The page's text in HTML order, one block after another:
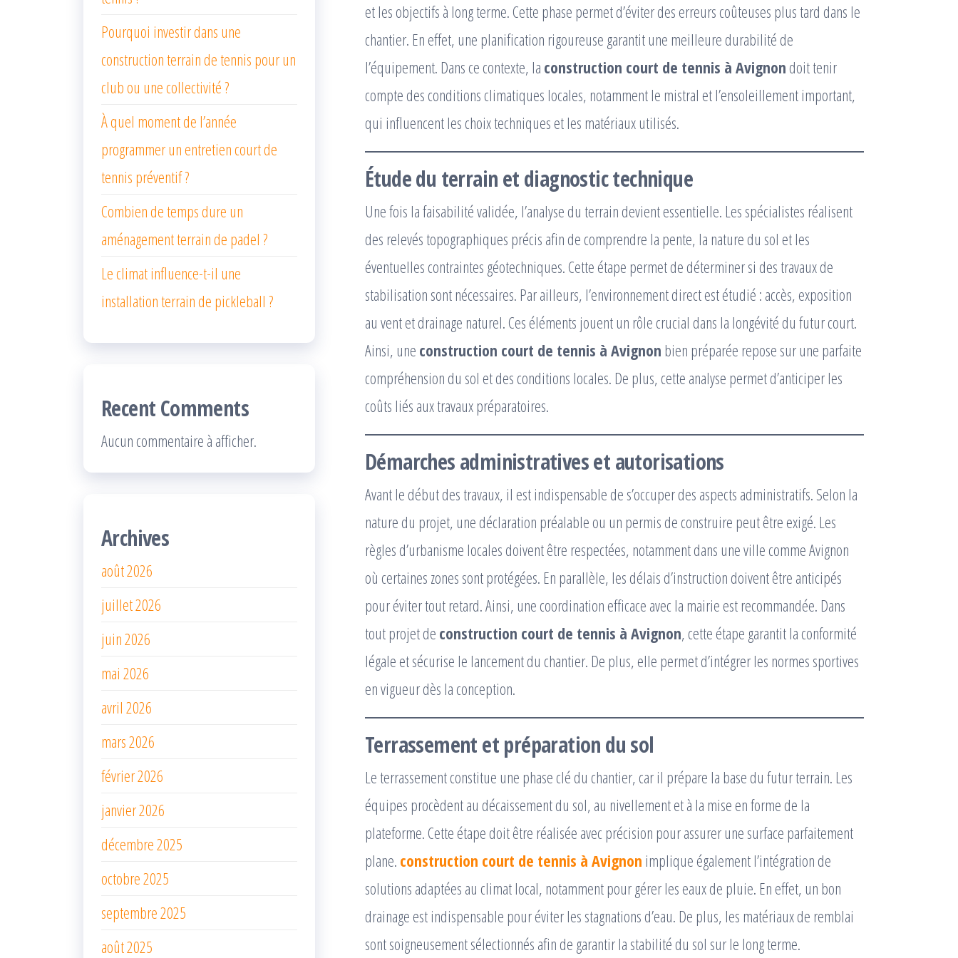
et les objectifs à long terme. Cette phase permet d’éviter des erreurs coûteuses plus tard dans le
chantier. En effet, une planification rigoureuse garantit une meilleure durabilité de
l’équipement. Dans ce contexte, la construction court de tennis à Avignon doit tenir
compte des conditions climatiques locales, notamment le mistral et l’ensoleillement important,
qui influencent les choix techniques et les matériaux utilisés.
Étude du terrain et diagnostic technique
Une fois la faisabilité validée, l’analyse du terrain devient essentielle. Les spécialistes réalisent
des relevés topographiques précis afin de comprendre la pente, la nature du sol et les
éventuelles contraintes géotechniques. Cette étape permet de déterminer si des travaux de
stabilisation sont nécessaires. Par ailleurs, l’environnement direct est étudié : accès, exposition
au vent et drainage naturel. Ces éléments jouent un rôle crucial dans la longévité du futur court.
Ainsi, une construction court de tennis à Avignon bien préparée repose sur une parfaite
compréhension du sol et des conditions locales. De plus, cette analyse permet d’anticiper les
coûts liés aux travaux préparatoires.
Démarches administratives et autorisations
Avant le début des travaux, il est indispensable de s’occuper des aspects administratifs. Selon la
nature du projet, une déclaration préalable ou un permis de construire peut être exigé. Les
règles d’urbanisme locales doivent être respectées, notamment dans une ville comme Avignon
où certaines zones sont protégées. En parallèle, les délais d’instruction doivent être anticipés
pour éviter tout retard. Ainsi, une coordination efficace avec la mairie est recommandée. Dans
tout projet de construction court de tennis à Avignon, cette étape garantit la conformité
légale et sécurise le lancement du chantier. De plus, elle permet d’intégrer les normes sportives
en vigueur dès la conception.
Terrassement et préparation du sol
Le terrassement constitue une phase clé du chantier, car il prépare la base du futur terrain. Les
équipes procèdent au décaissement du sol, au nivellement et à la mise en forme de la
plateforme. Cette étape doit être réalisée avec précision pour assurer une surface parfaitement
plane. construction court de tennis à Avignon implique également l’intégration de
solutions adaptées au climat local, notamment pour gérer les eaux de pluie. En effet, un bon
drainage est indispensable pour éviter les stagnations d’eau. De plus, les matériaux de remblai
sont soigneusement sélectionnés afin de garantir la stabilité du sol sur le long terme.
Pourquoi investir dans une
construction terrain de tennis pour un
club ou une collectivité ?
À quel moment de l’année
programmer un entretien court de
tennis préventif ?
Combien de temps dure un
aménagement terrain de padel ?
Le climat influence-t-il une
installation terrain de pickleball ?
Recent Comments
Aucun commentaire à afficher.
Archives
août 2026
juillet 2026
juin 2026
mai 2026
avril 2026
mars 2026
février 2026
janvier 2026
décembre 2025
octobre 2025
septembre 2025
août 2025